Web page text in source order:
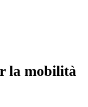
la mobilità